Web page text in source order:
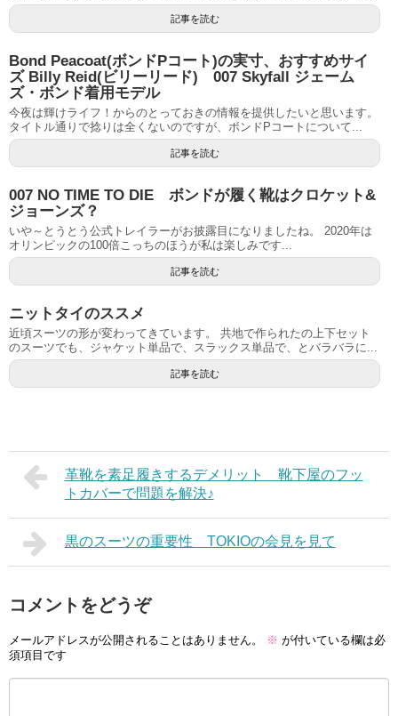
記事を読む
Bond Peacoat(ボンドPコート)の実寸、おすすめサイ
ズ Billy Reid(ビリーリード) 007 Skyfall ジェーム
ズ・ボンド着用モデル
今夜は輝けライフ！からのとっておきの情報を提供したいと思います。
タイトル通りで捻りは全くないのですが、ボンドPコートについて...
記事を読む
007 NO TIME TO DIE ボンドが履く靴はクロケット&
ジョーンズ？
いや～とうとう公式トレイラーがお披露目になりましたね。 2020年は
オリンピックの100倍こっちのほうが私は楽しみです...
記事を読む
ニットタイのススメ
近頃スーツの形が変わってきています。 共地で作られたの上下セット
のスーツでも、ジャケット単品で、スラックス単品で、とバラバラに...
記事を読む
革靴を素足履きするデメリット 靴下屋のフッ
トカバーで問題を解決♪
黒のスーツの重要性 TOKIOの会見を見て
コメントをどうぞ
メールアドレスが公開されることはありません。 ※ が付いている欄は必
須項目です